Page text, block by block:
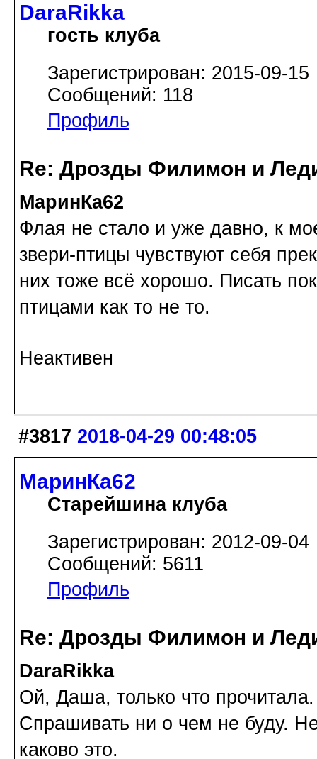
DaraRikka
гость клуба
Зарегистрирован: 2015-09-15
Сообщений: 118
Профиль
Re: Дрозды Филимон и
МаринКа62
Флая не стало и уже давно, к
звери-птицы чувствуют себя
них тоже всё хорошо. Писать
птицами как то не то.
Неактивен
#3817 2018-04-29 00:48:05
МаринКа62
Старейшина клуба
Зарегистрирован: 2012-09-04
Сообщений: 5611
Профиль
Re: Дрозды Филимон и
DaraRikka
Ой, Даша, только что
Спрашивать ни о чем не буду.
каково это.